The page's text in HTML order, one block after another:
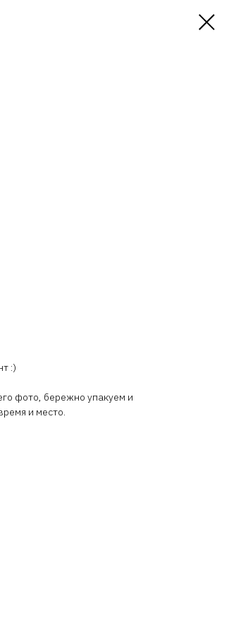
:)
фото, бережно упакуем и
и место.